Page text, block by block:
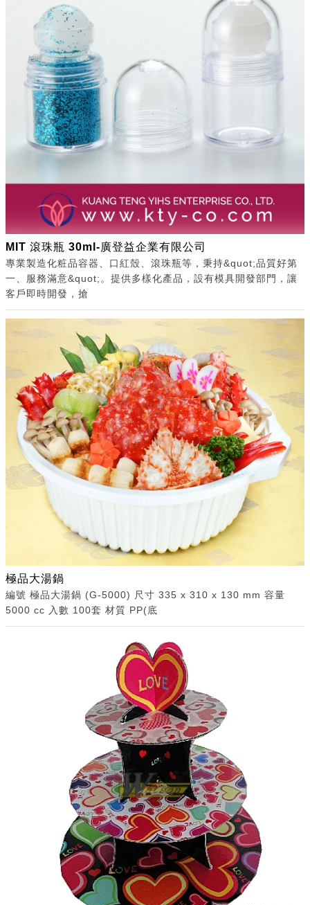
MIT 滾珠瓶 30ml-廣登益企業有限公司
專業製造化粧品容器、口紅殼、滾珠瓶等，秉持&quot;品質好第
一、服務滿意&quot;。提供多樣化產品，設有模具開發部門，讓
客戶即時開發，搶
極品大湯鍋
編號 極品大湯鍋 (G-5000) 尺寸 335 x 310 x 130 mm 容量
5000 cc 入數 100套 材質 PP(底